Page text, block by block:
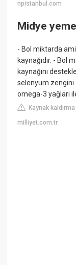
npistanbul.com
Midye
- Bol miktarda
kaynağıdır. - Bol
kaynağını
selenyum zengini
omega-3 yağları
Kaynak
milliyet.com.tr